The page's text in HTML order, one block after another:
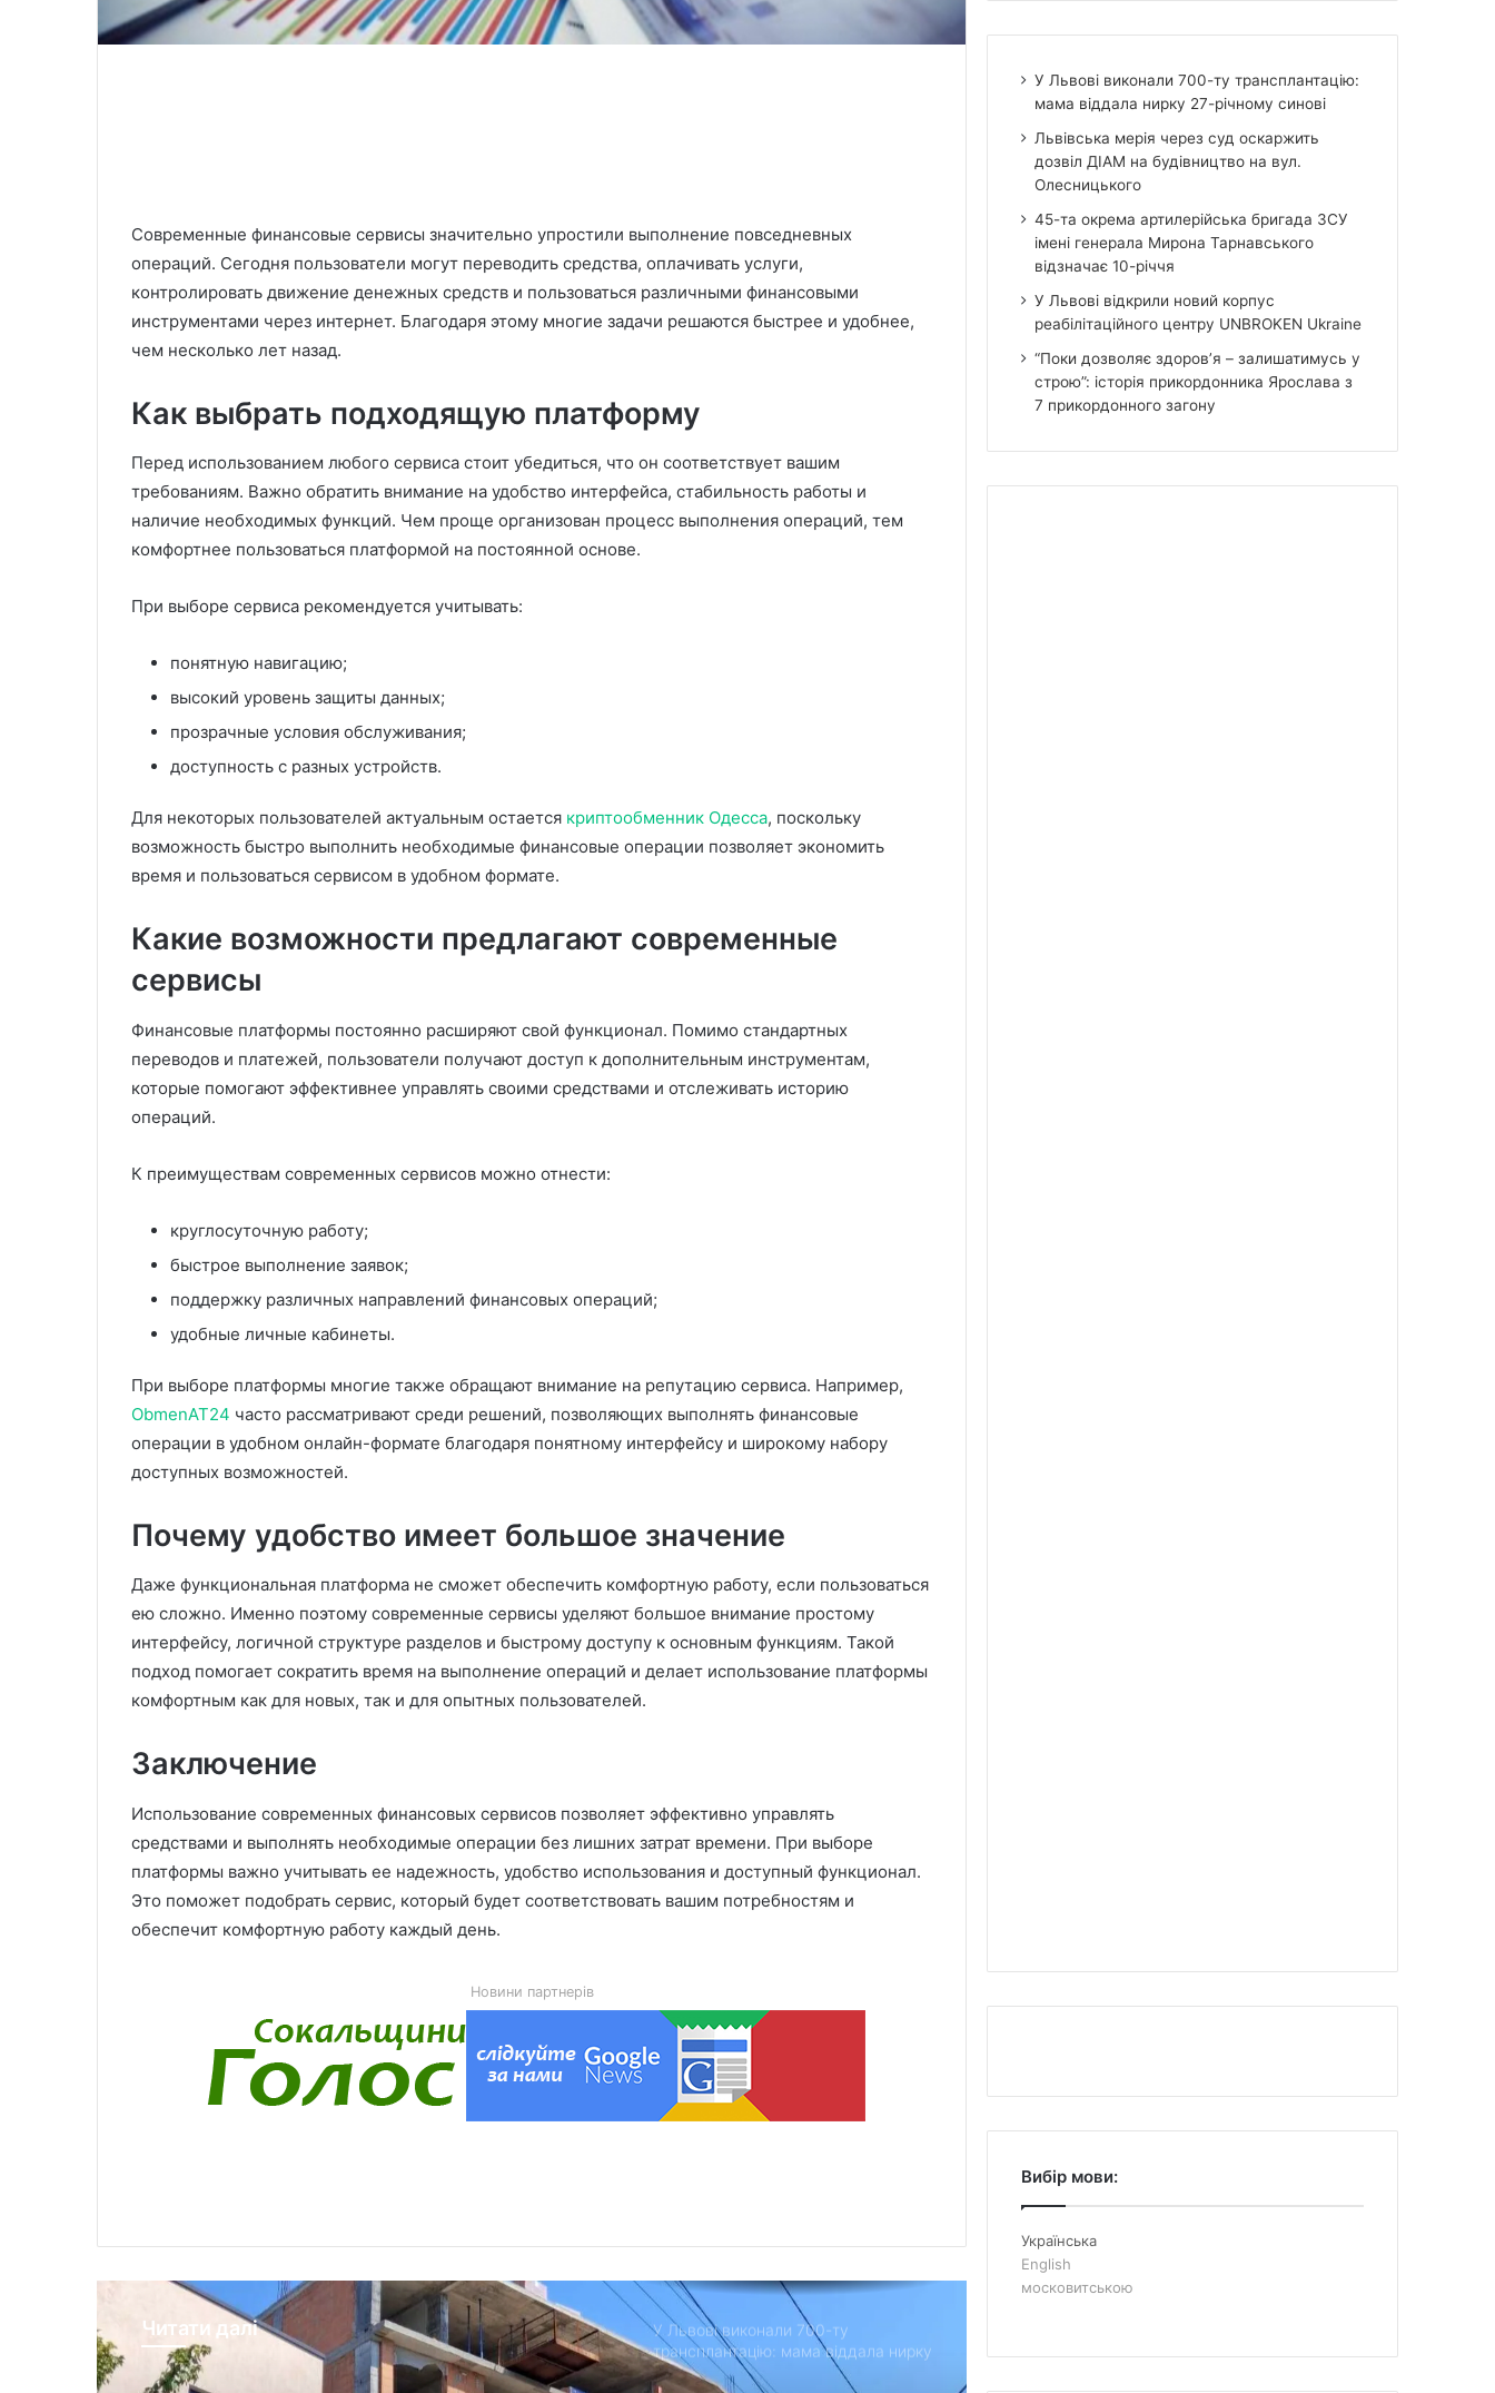
Современные финансовые сервисы значительно упростили выполнение повседневных
операций. Сегодня пользователи могут переводить средства, оплачивать услуги,
контролировать движение денежных средств и пользоваться различными финансовыми
инструментами через интернет. Благодаря этому многие задачи решаются быстрее и удобнее,
чем несколько лет назад.
Как выбрать подходящую платформу
Перед использованием любого сервиса стоит убедиться, что он соответствует вашим
требованиям. Важно обратить внимание на удобство интерфейса, стабильность работы и
наличие необходимых функций. Чем проще организован процесс выполнения операций, тем
комфортнее пользоваться платформой на постоянной основе.
При выборе сервиса рекомендуется учитывать:
понятную навигацию;
высокий уровень защиты данных;
прозрачные условия обслуживания;
доступность с разных устройств.
Для некоторых пользователей актуальным остается криптообменник Одесса, поскольку
возможность быстро выполнить необходимые финансовые операции позволяет экономить
время и пользоваться сервисом в удобном формате.
Какие возможности предлагают современные
сервисы
Финансовые платформы постоянно расширяют свой функционал. Помимо стандартных
переводов и платежей, пользователи получают доступ к дополнительным инструментам,
которые помогают эффективнее управлять своими средствами и отслеживать историю
операций.
К преимуществам современных сервисов можно отнести:
круглосуточную работу;
быстрое выполнение заявок;
поддержку различных направлений финансовых операций;
удобные личные кабинеты.
При выборе платформы многие также обращают внимание на репутацию сервиса. Например,
ObmenAT24 часто рассматривают среди решений, позволяющих выполнять финансовые
операции в удобном онлайн-формате благодаря понятному интерфейсу и широкому набору
доступных возможностей.
Почему удобство имеет большое значение
Даже функциональная платформа не сможет обеспечить комфортную работу, если пользоваться
ею сложно. Именно поэтому современные сервисы уделяют большое внимание простому
интерфейсу, логичной структуре разделов и быстрому доступу к основным функциям. Такой
подход помогает сократить время на выполнение операций и делает использование платформы
комфортным как для новых, так и для опытных пользователей.
Заключение
Использование современных финансовых сервисов позволяет эффективно управлять
средствами и выполнять необходимые операции без лишних затрат времени. При выборе
платформы важно учитывать ее надежность, удобство использования и доступный функционал.
Это поможет подобрать сервис, который будет соответствовать вашим потребностям и
обеспечит комфортную работу каждый день.
Новини партнерів
Читати далі
Львівська мерія через суд
оскаржить дозвіл ДІАМ на
будівництво на вул. Олесницького
У Львові відкрили новий корпус
реабілітаційного центру UNBROKEN
Ukraine
“Поки дозволяє здоров’я –
мораторій на російськомовний
У Львові виконали 700-ту
трансплантацію: мама віддала нирку
27-річному синові
У Львові виконали 700-ту трансплантацію:
мама віддала нирку 27-річному синові
Львівська мерія через суд оскаржить
дозвіл ДІАМ на будівництво на вул.
Олесницького
45-та окрема артилерійська бригада ЗСУ
імені генерала Мирона Тарнавського
відзначає 10-річчя
У Львові відкрили новий корпус
реабілітаційного центру UNBROKEN Ukraine
“Поки дозволяє здоров’я – залишатимусь у
строю”: історія прикордонника Ярослава з
7 прикордонного загону
Вибір мови:
Українська
English
московитською